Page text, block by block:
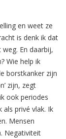
en weet ze
is denk ik dat
En daarbij,
Wie help ik
borstkanker zijn
zijn, zegt
ook periodes
privé vlak. Ik
Mensen
Negativiteit